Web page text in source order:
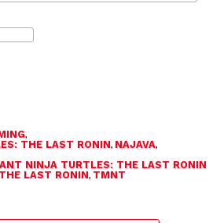
,
THE LAST RONIN, NAJAVA,
NINJA TURTLES: THE LAST RONIN
THE LAST RONIN, TMNT